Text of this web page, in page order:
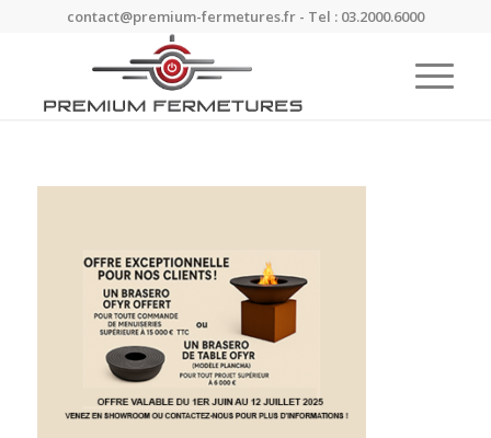
contact@premium-fermetures.fr - Tel : 03.2000.6000